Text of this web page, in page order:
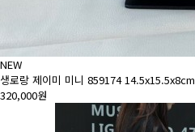
NEW
생로랑 제이미 미니 859174 14.5x15.5x8cm
320,000원